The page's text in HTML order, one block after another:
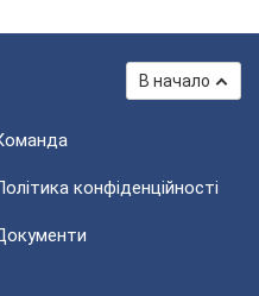
В начало
конфіденційності